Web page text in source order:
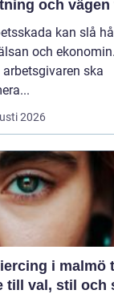
och vägen
kan slå
och
ska
2026
i malmö trygg
till val, stil och